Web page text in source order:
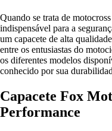
Quando se trata de
indispensável para a
um capacete de alta
entre os entusiastas do
os diferentes modelos
conhecido por sua
Capacete Fox
Performance